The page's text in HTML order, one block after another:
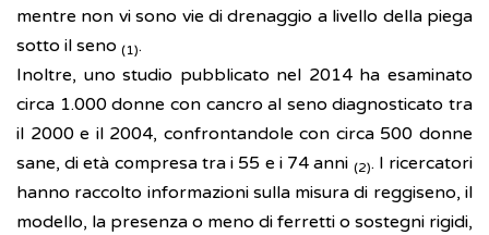
mentre non vi sono vie di drenaggio a livello della piega
sotto il seno (1).
Inoltre, uno studio pubblicato nel 2014 ha esaminato
circa 1.000 donne con cancro al seno diagnosticato tra
il 2000 e il 2004, confrontandole con circa 500 donne
sane, di età compresa tra i 55 e i 74 anni (2). I ricercatori
hanno raccolto informazioni sulla misura di reggiseno, il
modello, la presenza o meno di ferretti o sostegni rigidi,